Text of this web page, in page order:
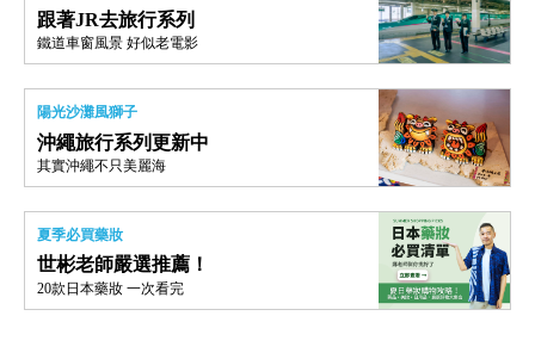
跟著JR去旅行系列
鐵道車窗風景 好似老電影
陽光沙灘風獅子
沖繩旅行系列更新中
其實沖繩不只美麗海
夏季必買藥妝
世彬老師嚴選推薦！
20款日本藥妝 一次看完